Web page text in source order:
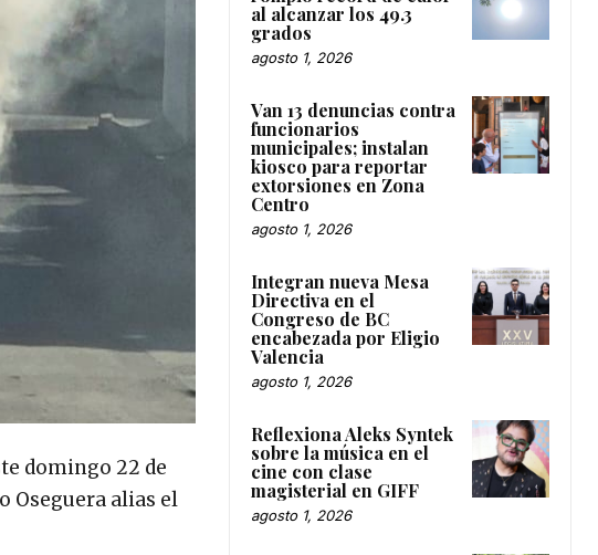
domingo 22 de
Oseguera alias el
al alcanzar los 49.3
grados
agosto 1, 2026
Van 13 denuncias contra
funcionarios
municipales; instalan
kiosco para reportar
extorsiones en Zona
Centro
agosto 1, 2026
Integran nueva Mesa
Directiva en el
Congreso de BC
encabezada por Eligio
Valencia
agosto 1, 2026
Reflexiona Aleks Syntek
sobre la música en el
cine con clase
magisterial en GIFF
agosto 1, 2026